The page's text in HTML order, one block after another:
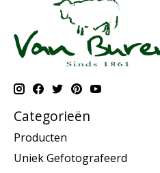
Categorieën
Producten
Uniek Gefotografeerd